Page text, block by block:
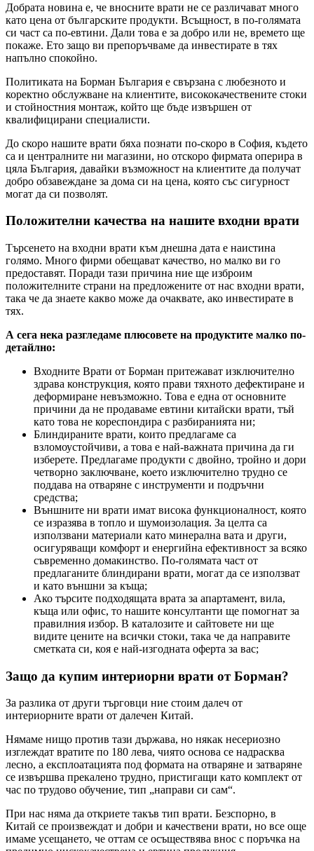
Добрата новина е, че вносните врати не се различават много
като цена от българските продукти. Всъщност, в по-голямата
си част са по-евтини. Дали това е за добро или не, времето ще
покаже. Ето защо ви препоръчваме да инвестирате в тях
напълно спокойно.
Политиката на Борман България е свързана с любезното и
коректно обслужване на клиентите, висококачествените стоки
и стойностния монтаж, който ще бъде извършен от
квалифицирани специалисти.
До скоро нашите врати бяха познати по-скоро в София, където
са и централните ни магазини, но отскоро фирмата оперира в
цяла България, давайки възможност на клиентите да получат
добро обзавеждане за дома си на цена, която със сигурност
могат да си позволят.
Положителни качества на нашите входни врати
Търсенето на входни врати към днешна дата е наистина
голямо. Много фирми обещават качество, но малко ви го
предоставят. Поради тази причина ние ще изброим
положителните страни на предложените от нас входни врати,
така че да знаете какво може да очаквате, ако инвестирате в
тях.
А сега нека разгледаме плюсовете на продуктите малко по-
детайлно:
Входните Врати от Борман притежават изключително
здрава конструкция, която прави тяхното дефектиране и
деформиране невъзможно. Това е една от основните
причини да не продаваме евтини китайски врати, тъй
като това не кореспондира с разбиранията ни;
Блиндираните врати, които предлагаме са
взломоустойчиви, а това е най-важната причина да ги
изберете. Предлагаме продукти с двойно, тройно и дори
четворно заключване, което изключително трудно се
поддава на отваряне с инструменти и подръчни
средства;
Външните ни врати имат висока функционалност, която
се изразява в топло и шумоизолация. За целта са
използвани материали като минерална вата и други,
осигуряващи комфорт и енергийна ефективност за всяко
съвременно домакинство. По-голямата част от
предлаганите блиндирани врати, могат да се използват
и като външни за къща;
Ако търсите подходящата врата за апартамент, вила,
къща или офис, то нашите консултанти ще помогнат за
правилния избор. В каталозите и сайтовете ни ще
видите цените на всички стоки, така че да направите
сметката си, коя е най-изгодната оферта за вас;
Защо да купим интериорни врати от Борман?
За разлика от други търговци ние стоим далеч от
интериорните врати от далечен Китай.
Нямаме нищо против тази държава, но някак несериозно
изглеждат вратите по 180 лева, чиято основа се надрасква
лесно, а експлоатацията под формата на отваряне и затваряне
се извършва прекалено трудно, пристигащи като комплект от
час по трудово обучение, тип „направи си сам“.
При нас няма да откриете такъв тип врати. Безспорно, в
Китай се произвеждат и добри и качествени врати, но все още
имаме усещането, че оттам се осъществява внос с поръчка на